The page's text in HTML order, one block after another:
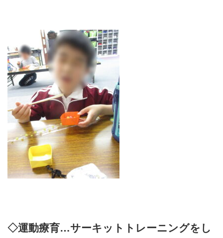
◇運動療育…サーキットトレーニングをし